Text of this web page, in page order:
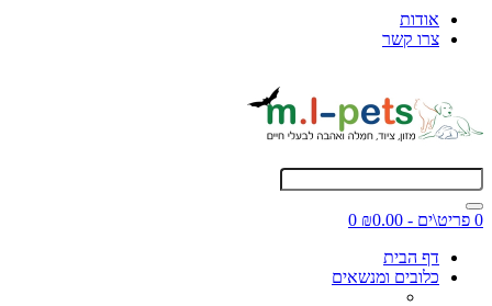
אודות
צרו קשר
0 פריט\ים - ₪0.00
0
דף הבית
כלובים ומנשאים